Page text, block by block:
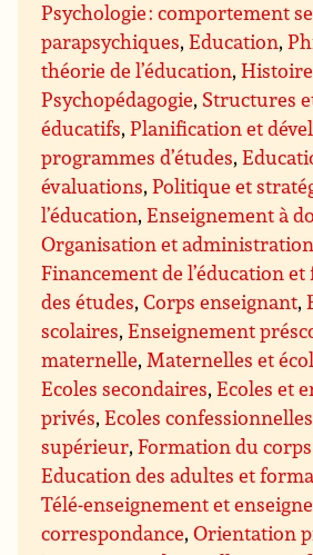
Psychologie : comportement
parapsychiques,Education,
théorie de l’éducation,
Psychopédagogie, Structures
éducatifs,Planification et
programmes d’études,
évaluations,Politique et
l’éducation,Enseignement à
Organisation et
Financement de l’éducation
des études,Corps enseignant,
scolaires,Enseignement
maternelle,Maternelles et
Ecoles secondaires,Ecoles et
privés,Ecoles confessionnelles
supérieur,Formation du
Education des adultes et
Télé-enseignement et
correspondance,Orientation